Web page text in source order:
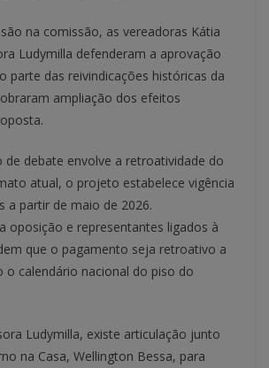
na comissão, as vereadoras Kátia
Ludymilla defenderam a aprovação
parte das reivindicações históricas da
ampliação dos efeitos
de debate envolve a retroatividade do
atual, o projeto estabelece vigência
a partir de maio de 2026.
oposição e representantes ligados à
que o pagamento seja retroativo a
o calendário nacional do piso do
Ludymilla, existe articulação junto
na Casa, Wellington Bessa, para